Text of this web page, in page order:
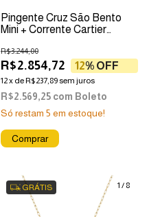
Pingente Cruz São Bento
Mini + Corrente Cartier
R$2.854,72
R$3.244,00
12% OFF
12x deR$237,89sem juros
R$2.569,25 com Boleto
Só restam 5 em estoque!
1 / 8
GRÁTIS